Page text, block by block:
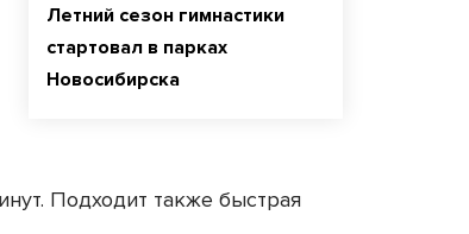
Летний сезон гимнастики
стартовал в парках
Новосибирска
Подходит также быстрая